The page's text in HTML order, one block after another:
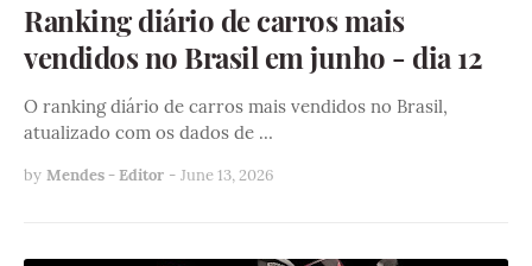
Ranking diário de carros mais
vendidos no Brasil em junho - dia 12
O ranking diário de carros mais vendidos no Brasil,
atualizado com os dados de …
by Mendes - Editor - June 13, 2026